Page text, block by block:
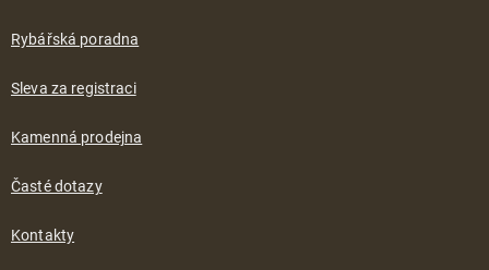
Rybářská poradna
Sleva za registraci
Kamenná prodejna
Časté dotazy
Kontakty